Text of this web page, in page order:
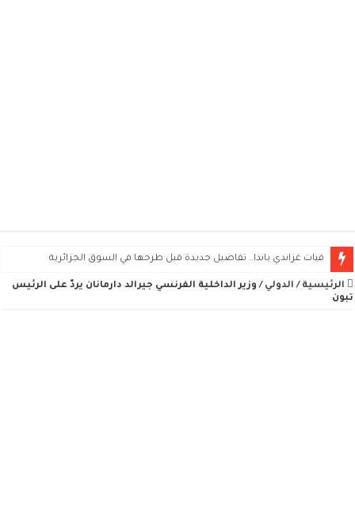
فيات غراندي باندا.. تفاصيل جديدة قبل طرحها في السوق الجزائرية
الرئيسية / الدولي / وزير الداخلية الفرنسي جيرالد دارمانان يردّ على الرئيس
تبون